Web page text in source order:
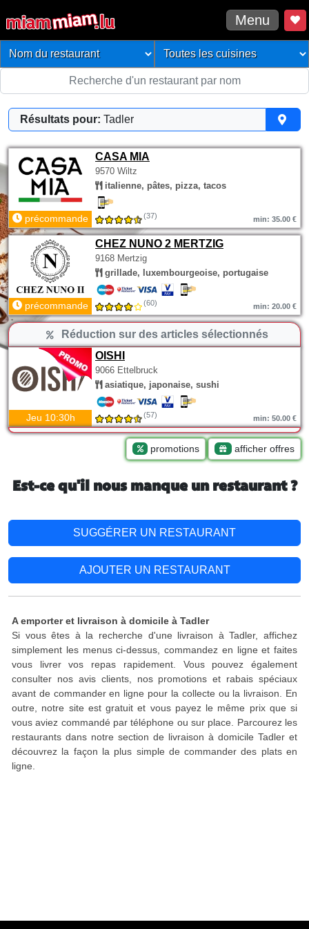
Menu
Résultats pour: Tadler
CASA MIA
9570 Wiltz
italienne, pâtes, pizza, tacos
précommande (37) min: 35.00 €
CHEZ NUNO 2 MERTZIG
9168 Mertzig
grillade, luxembourgeoise, portugaise
précommande (60) min: 20.00 €
Réduction sur des articles sélectionnés
OISHI
9066 Ettelbruck
asiatique, japonaise, sushi
Jeu 10:30h (57) min: 50.00 €
promotions afficher offres
Est-ce qu'il nous manque un restaurant ?
SUGGÉRER UN RESTAURANT
AJOUTER UN RESTAURANT
A emporter et livraison à domicile à Tadler
Si vous êtes à la recherche d'une livraison à Tadler, affichez
simplement les menus ci-dessus, commandez en ligne et faites
vous livrer vos repas rapidement. Vous pouvez également
consulter nos avis clients, nos promotions et rabais spéciaux
avant de commander en ligne pour la collecte ou la livraison. En
outre, notre site est gratuit et vous payez le même prix que si
vous aviez commandé par téléphone ou sur place. Parcourez les
restaurants dans notre section de livraison à domicile Tadler et
découvrez la façon la plus simple de commander des plats en
ligne.